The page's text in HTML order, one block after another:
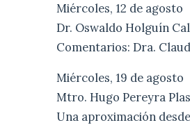
Miércoles, 12 de agosto
Dr. Oswaldo Holguín
Comentarios: Dra.
Miércoles, 19 de agosto
Mtro. Hugo Pereyra
Una aproximación